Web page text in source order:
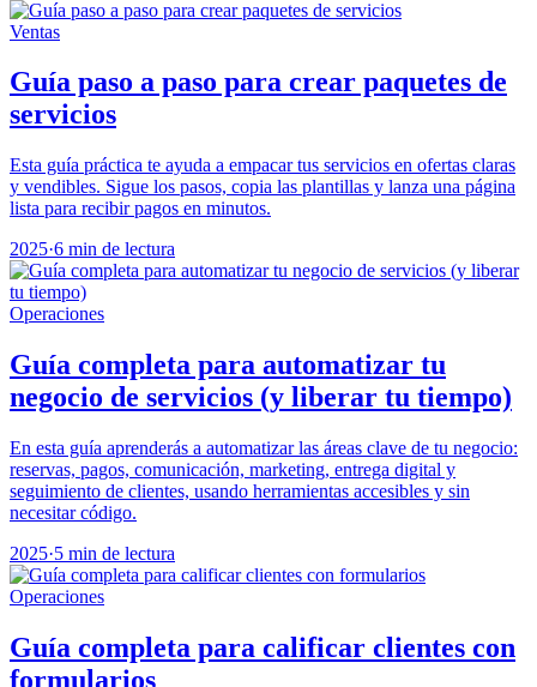
Ventas
Guía paso a paso para crear paquetes de
servicios
Esta guía práctica te ayuda a empacar tus servicios en ofertas claras
y vendibles. Sigue los pasos, copia las plantillas y lanza una página
lista para recibir pagos en minutos.
2025·6 min de lectura
Operaciones
Guía completa para automatizar tu
negocio de servicios (y liberar tu tiempo)
En esta guía aprenderás a automatizar las áreas clave de tu negocio:
reservas, pagos, comunicación, marketing, entrega digital y
seguimiento de clientes, usando herramientas accesibles y sin
necesitar código.
2025·5 min de lectura
Operaciones
Guía completa para calificar clientes con
formularios